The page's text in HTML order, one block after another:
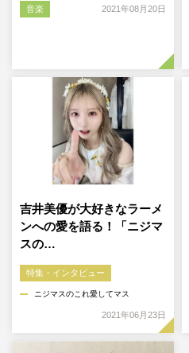
音楽 2021年08月20日
吉井美優が大好きなラーメ
ンへの愛を語る！「ニジマ
スの…
特集・インタビュー
ニジマスのこれ愛してマス
2021年06月23日